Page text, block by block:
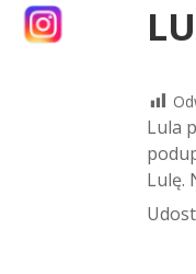
Lula
Lulę.